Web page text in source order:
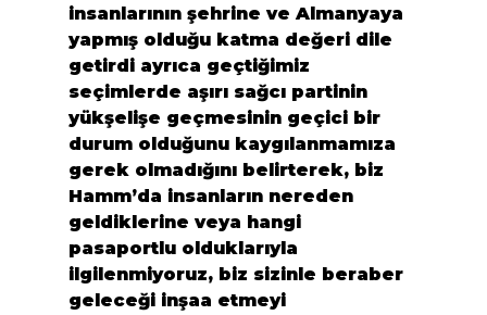
insanlarının şehrine ve Almanyaya
yapmış olduğu katma değeri dile
getirdi ayrıca geçtiğimiz
seçimlerde aşırı sağcı partinin
yükşelişe geçmesinin geçici bir
durum olduğunu kaygılanmamıza
gerek olmadığını belirterek, biz
Hamm’da insanların nereden
geldiklerine veya hangi
pasaportlu olduklarıyla
ilgilenmiyoruz, biz sizinle beraber
geleceği inşaa etmeyi